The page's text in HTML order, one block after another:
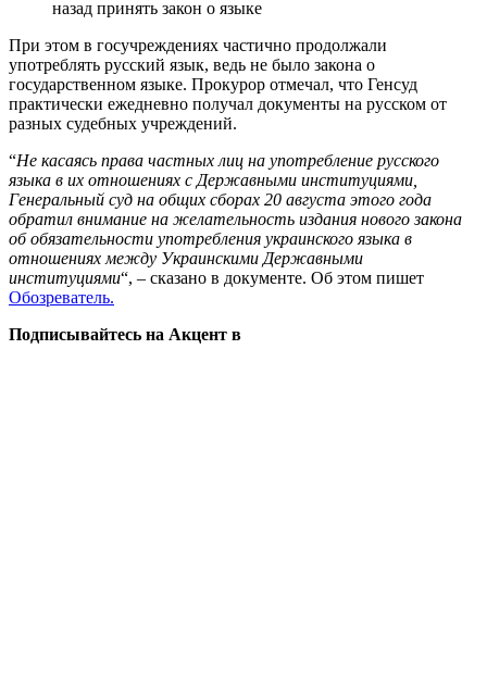
назад принять закон о языке
При этом в госучреждениях частично продолжали
употреблять русский язык, ведь не было закона о
государственном языке. Прокурор отмечал, что Генсуд
практически ежедневно получал документы на русском от
разных судебных учреждений.
“Не касаясь права частных лиц на употребление русского
языка в их отношениях с Державными институциями,
Генеральный суд на общих сборах 20 августа этого года
обратил внимание на желательность издания нового закона
об обязательности употребления украинского языка в
отношениях между Украинскими Державными
институциями“, – сказано в документе. Об этом пишет
Обозреватель.
Подписывайтесь на Акцент в